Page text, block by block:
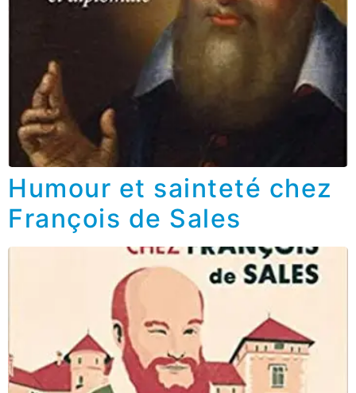
Humour et sainteté chez
François de Sales